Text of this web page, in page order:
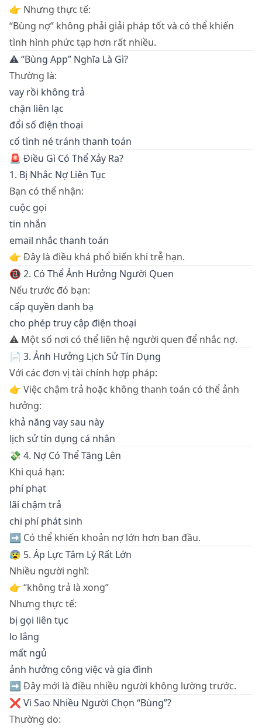
👉 Nhưng thực tế:
“Bùng nợ” không phải giải pháp tốt và có thể khiến
tình hình phức tạp hơn rất nhiều.
⚠️ “Bùng App” Nghĩa Là Gì?
Thường là:
vay rồi không trả
chặn liên lạc
đổi số điện thoại
cố tình né tránh thanh toán
🚨 Điều Gì Có Thể Xảy Ra?
1. Bị Nhắc Nợ Liên Tục
Bạn có thể nhận:
cuộc gọi
tin nhắn
email nhắc thanh toán
👉 Đây là điều khá phổ biến khi trễ hạn.
📵 2. Có Thể Ảnh Hưởng Người Quen
Nếu trước đó bạn:
cấp quyền danh bạ
cho phép truy cập điện thoại
⚠️ Một số nơi có thể liên hệ người quen để nhắc nợ.
📄 3. Ảnh Hưởng Lịch Sử Tín Dụng
Với các đơn vị tài chính hợp pháp:
👉 Việc chậm trả hoặc không thanh toán có thể ảnh
hưởng:
khả năng vay sau này
lịch sử tín dụng cá nhân
💸 4. Nợ Có Thể Tăng Lên
Khi quá hạn:
phí phạt
lãi chậm trả
chi phí phát sinh
➡️ Có thể khiến khoản nợ lớn hơn ban đầu.
😰 5. Áp Lực Tâm Lý Rất Lớn
Nhiều người nghĩ:
👉 “không trả là xong”
Nhưng thực tế:
bị gọi liên tục
lo lắng
mất ngủ
ảnh hưởng công việc và gia đình
➡️ Đây mới là điều nhiều người không lường trước.
❌ Vì Sao Nhiều Người Chọn “Bùng”?
Thường do: